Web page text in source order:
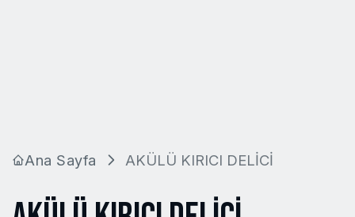
Ana Sayfa AKÜLÜ KIRICI DELİCİ